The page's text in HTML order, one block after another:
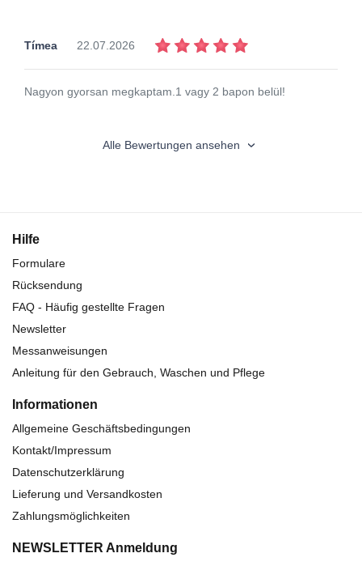
Tímea 22.07.2026
Nagyon gyorsan megkaptam.1 vagy 2 bapon belül!
Alle Bewertungen ansehen
Hilfe
Formulare
Rücksendung
FAQ - Häufig gestellte Fragen
Newsletter
Messanweisungen
Anleitung für den Gebrauch, Waschen und Pflege
Informationen
Allgemeine Geschäftsbedingungen
Kontakt/Impressum
Datenschutzerklärung
Lieferung und Versandkosten
Zahlungsmöglichkeiten
NEWSLETTER Anmeldung